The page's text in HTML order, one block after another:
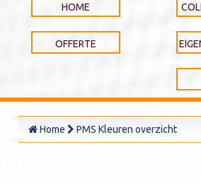
HOME
OFFERTE
Home PMS Kleuren overzicht